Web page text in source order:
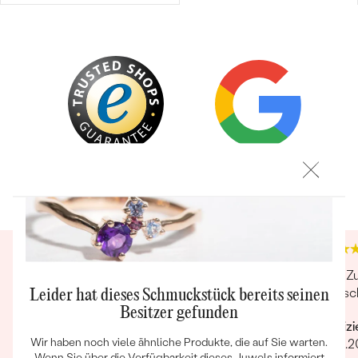
Bestseller
ANSEHEN
4.9
Google Bewertungen
Schmucks. Top
10.04.2025
Sehr
kam
Leider hat dieses Schmuckstück bereits seinen
Besitzer gefunden
Wir haben noch viele ähnliche Produkte, die auf Sie warten.